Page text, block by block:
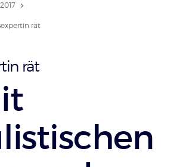
rät
rät